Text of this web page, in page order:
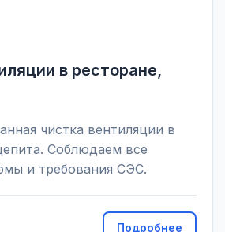
в ресторане,
чистка вентиляции в
Соблюдаем все
и требования СЭС.
Подробнее